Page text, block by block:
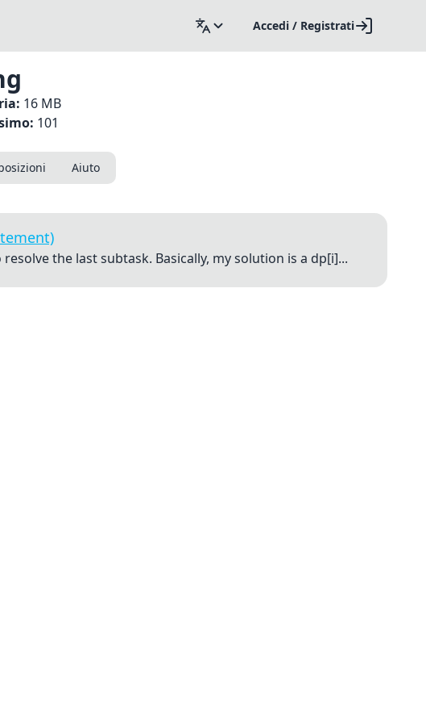
Accedi / Registrati
16 MB
101
Aiuto
the last subtask. Basically, my solution is a dp[i]...